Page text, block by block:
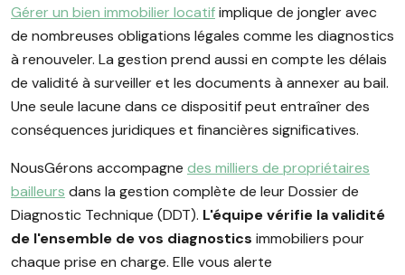
Gérer un bien immobilier locatifimplique de jongler avec
de nombreuses obligations légales comme les diagnostics
à renouveler. La gestion prend aussi en compte les délais
de validité à surveiller et les documents à annexer au bail.
Une seule lacune dans ce dispositif peut entraîner des
conséquences juridiques et financières significatives.
NousGérons accompagne des milliers de propriétaires
bailleurs dans la gestion complète de leur Dossier de
Diagnostic Technique (DDT). L'équipe vérifie la validité
de l'ensemble de vos diagnostics immobiliers pour
chaque prise en charge. Elle vous alerte